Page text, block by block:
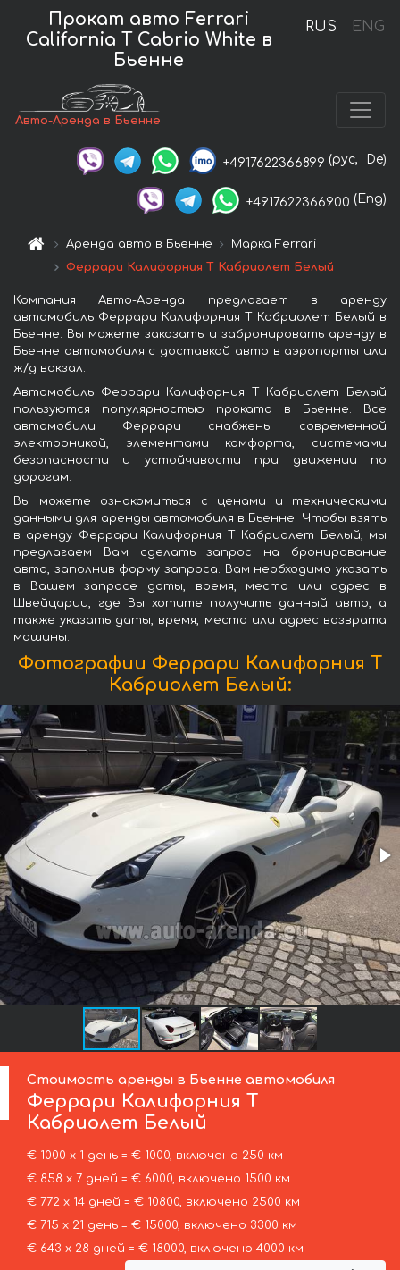
RUS ENG
Прокат авто Ferrari
California T Cabrio White в
Бьенне
Авто-Аренда в Бьенне
+4917622366899 (рус, De)
+4917622366900 (Eng)
Аренда авто в Бьенне
Марка Ferrari
Феррари Калифорния Т Кабриолет Белый
Компания Авто-Аренда предлагает в аренду
автомобиль Феррари Калифорния Т Кабриолет Белый в
Бьенне. Вы можете заказать и забронировать аренду в
Бьенне автомобиля с доставкой авто в аэропорты или
ж/д вокзал.
Автомобиль Феррари Калифорния Т Кабриолет Белый
пользуются популярностью проката в Бьенне. Все
автомобили Феррари снабжены современной
электроникой, элементами комфорта, системами
безопасности и устойчивости при движении по
дорогам.
Вы можете ознакомиться с ценами и техническими
данными для аренды автомобиля в Бьенне. Чтобы взять
в аренду Феррари Калифорния Т Кабриолет Белый, мы
предлагаем Вам сделать запрос на бронирование
авто, заполнив форму запроса. Вам необходимо указать
в Вашем запросе даты, время, место или адрес в
Швейцарии, где Вы хотите получить данный авто, а
также указать даты, время, место или адрес возврата
машины.
Фотографии Феррари Калифорния Т
Кабриолет Белый:
Стоимость аренды в Бьенне автомобиля
Феррари Калифорния Т
Кабриолет Белый
€ 1000 х 1 день = € 1000, включено 250 км
€ 858 х 7 дней = € 6000, включено 1500 км
€ 772 х 14 дней = € 10800, включено 2500 км
€ 715 х 21 день = € 15000, включено 3300 км
€ 643 х 28 дней = € 18000, включено 4000 км